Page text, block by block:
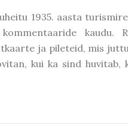
1935. aasta
kaudu.
ja pileteid, mis
kui ka sind huvitab,